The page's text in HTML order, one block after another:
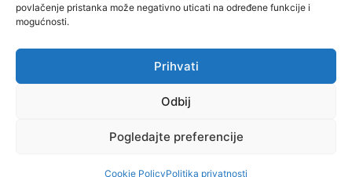
povlačenje pristanka može negativno uticati na određene funkcije i
mogućnosti.
Prihvati
Odbij
Pogledajte preferencije
Cookie PolicyPolitika privatnosti
Polisa o kolačićima